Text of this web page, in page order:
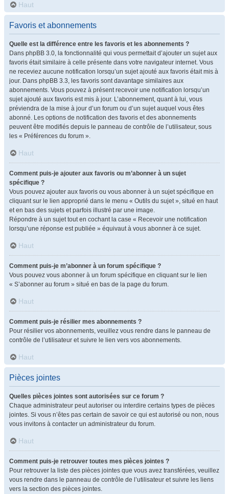
Haut
Favoris et abonnements
Quelle est la différence entre les favoris et les abonnements ?
Dans phpBB 3.0, la fonctionnalité qui vous permettait d’ajouter un sujet aux
favoris était similaire à celle présente dans votre navigateur internet. Vous
ne receviez aucune notification lorsqu’un sujet ajouté aux favoris était mis à
jour. Dans phpBB 3.3, les favoris sont davantage similaires aux
abonnements. Vous pouvez à présent recevoir une notification lorsqu’un
sujet ajouté aux favoris est mis à jour. L’abonnement, quant à lui, vous
préviendra de la mise à jour d’un forum ou d’un sujet auquel vous êtes
abonné. Les options de notification des favoris et des abonnements
peuvent être modifiés depuis le panneau de contrôle de l’utilisateur, sous
les « Préférences du forum ».
Haut
Comment puis-je ajouter aux favoris ou m’abonner à un sujet
spécifique ?
Vous pouvez ajouter aux favoris ou vous abonner à un sujet spécifique en
cliquant sur le lien approprié dans le menu « Outils du sujet », situé en haut
et en bas des sujets et parfois illustré par une image.
Répondre à un sujet tout en cochant la case « Recevoir une notification
lorsqu’une réponse est publiée » équivaut à vous abonner à ce sujet.
Haut
Comment puis-je m’abonner à un forum spécifique ?
Vous pouvez vous abonner à un forum spécifique en cliquant sur le lien
« S’abonner au forum » situé en bas de la page du forum.
Haut
Comment puis-je résilier mes abonnements ?
Pour résilier vos abonnements, veuillez vous rendre dans le panneau de
contrôle de l’utilisateur et suivre le lien vers vos abonnements.
Haut
Pièces jointes
Quelles pièces jointes sont autorisées sur ce forum ?
Chaque administrateur peut autoriser ou interdire certains types de pièces
jointes. Si vous n’êtes pas certain de savoir ce qui est autorisé ou non, nous
vous invitons à contacter un administrateur du forum.
Haut
Comment puis-je retrouver toutes mes pièces jointes ?
Pour retrouver la liste des pièces jointes que vous avez transférées, veuillez
vous rendre dans le panneau de contrôle de l’utilisateur et suivre les liens
vers la section des pièces jointes.